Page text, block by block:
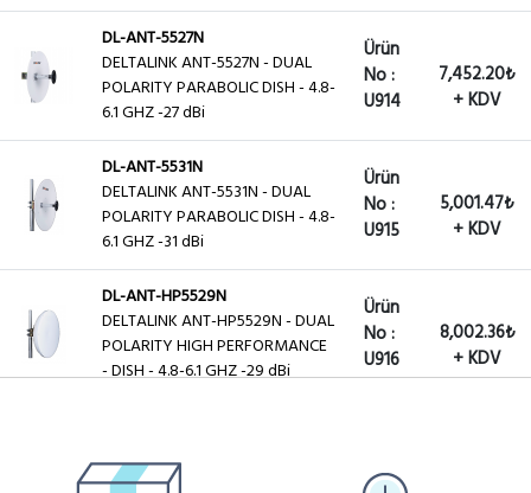
DL-ANT-5527N
DELTALINK ANT-5527N - DUAL
POLARITY PARABOLIC DISH - 4.8-
6.1 GHZ -27 dBi
Ürün
No :
U914
7,452.20₺
+ KDV
DL-ANT-5531N
DELTALINK ANT-5531N - DUAL
POLARITY PARABOLIC DISH - 4.8-
6.1 GHZ -31 dBi
Ürün
No :
U915
5,001.47₺
+ KDV
DL-ANT-HP5529N
DELTALINK ANT-HP5529N - DUAL
POLARITY HIGH PERFORMANCE
- DISH - 4.8-6.1 GHZ -29 dBi
Ürün
No :
U916
8,002.36₺
+ KDV
POLARITY HIGH PERFORMANCE